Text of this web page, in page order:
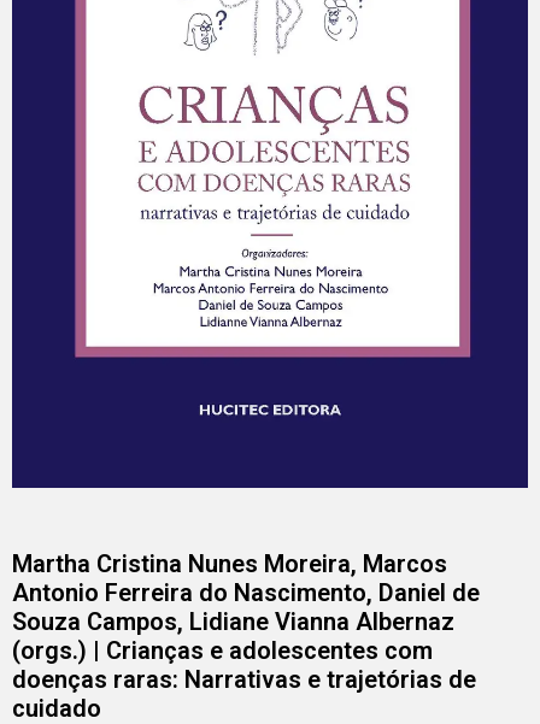
Martha Cristina Nunes Moreira, Marcos
Antonio Ferreira do Nascimento, Daniel de
Souza Campos, Lidiane Vianna Albernaz
(orgs.) | Crianças e adolescentes com
doenças raras: Narrativas e trajetórias de
cuidado